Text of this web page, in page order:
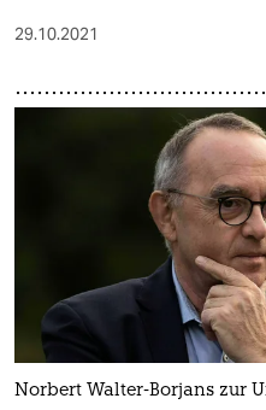
29.10.2021
Norbert Walter-Borjans zur